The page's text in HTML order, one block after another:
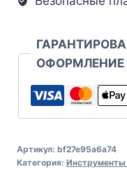
ОФОРМЛЕНИЕ
Артикул: bf27e95a6a74
Категория: Инструменты